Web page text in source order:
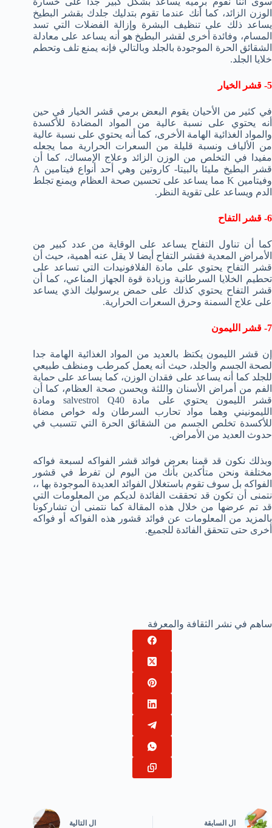
الوزن الزائد، كما أنك عندما تقوم بتدليك جلدك بقشر البطيخ
يساعد ذلك على تنظيف البشرة وإزالة الفضلات التي تسد
المسام، وفائدة أخرى لقشر البطيخ هو أنه يساعد على معادلة
الشقائق الحرة الموجودة بالجلد وبالتالي فإنه يمنع تلف وتحطم
خلايا الجلد.
5- قشر الخيار
في كثير من الأحيان يقوم البعض برمي قشر الخيار في حين
أنه يحتوي على نسبة عالية من المواد المضادة للأكسدة
والمواد الغذائية الهامة الأخرى، كما أنه يحتوي على نسبة عالية
من الألياف ونسبة قليلة من السعرات الحرارية مما يجعله
مفيدا في التخلص من الوزن الزائد وعلاج الإمساك، كما أن
قشر البطيخ مليئا بالبيتا- كاروتين وهي أحد أنواع فيتامين A
وفيتامين K مما يساعد على تحسين صحة العظام ويمنع تجلط
الدم ويساعد على تقوية النظر.
6- قشر التفاح
كما أن تناول التفاح يساعد على الوقاية من عدد كبير من
الأمراض المعدية فقشر التفاح أيضا لا يقل عنه أهمية، حيث أن
قشر التفاح يحتوي على مادة الفلافونيدات التي تساعد على
تحطيم الخلايا السرطانية وزيادة قوة الجهاز المناعي، كما أن
قشر التفاح يحتوي كذلك على حمض يرسوليك الذي يساعد
على علاج السمنة وحرق السعرات الحرارية.
7- قشر الليمون
إن قشر الليمون يكتظ بالعديد من المواد الغذائية الهامة جدا
لصحة الجسم والجلد، حيث أنه يعمل كمرطب ومنظف طبيعي
للجلد كما أنه يساعد على فقدان الوزن، كما يساعد على حماية
الفم من أمراض الأسنان واللثة ويحسن صحة العظام، كما أن
قشر الليمون يحتوي على مادة salvestrol Q40 ومادة
الليمونيني وهما مواد تحارب السرطان وله خواص مضاة
للأكسدة تخلص الجسم من الشقائق الحرة التي تتسبب في
حدوث العديد من الأمراض.
وبذلك نكون قد قمنا بعرض فوائد قشر الفواكه لسبعة فواكه
مختلفة ونحن متأكدين بأنك من اليوم لن تفرط في قشور
الفواكه بل سوف تقوم باستغلال الفوائد العديدة الموجودة بها ،،
نتمنى أن تكون قد تحققت الفائدة لديكم من المعلومات التي
قد تم عرضها من خلال هذه المقالة كما نتمنى أن تشاركونا
بالمزيد من المعلومات عن فوائد قشور هذه الفواكه أو فواكه
أخرى حتى تتحقق الفائدة للجميع.
ساهم في نشر الثقافة والمعرفة
ال السابقة ال التالية